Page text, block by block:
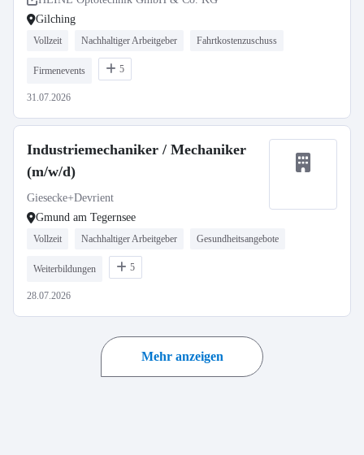
Gilching
Vollzeit Nachhaltiger Arbeitgeber Fahrtkostenzuschuss
Firmenevents 5
31.07.2026
Industriemechaniker / Mechaniker
(m/w/d)
Giesecke+Devrient
Gmund am Tegernsee
Vollzeit Nachhaltiger Arbeitgeber Gesundheitsangebote
Weiterbildungen 5
28.07.2026
Mehr anzeigen